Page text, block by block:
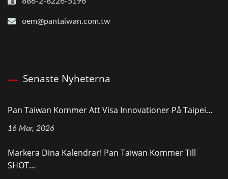
oem@pantaiwan.com.tw
Senaste Nyheterna
Pan Taiwan Kommer Att Visa Innovationer På Taipei...
16 Mar, 2026
Markera Dina Kalendrar! Pan Taiwan Kommer Till
SHOT...